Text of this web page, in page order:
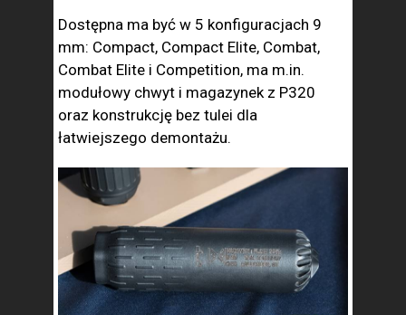
Dostępna ma być w 5 konfiguracjach 9
mm: Compact, Compact Elite, Combat,
Combat Elite i Competition, ma m.in.
modułowy chwyt i magazynek z P320
oraz konstrukcję bez tulei dla
łatwiejszego demontażu.